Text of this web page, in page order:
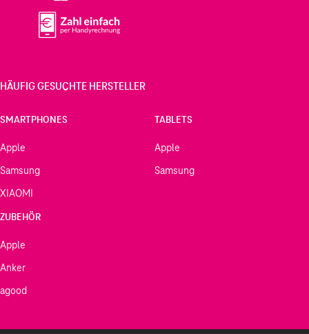
HÄUFIG GESUCHTE HERSTELLER
SMARTPHONES
Apple
Samsung
XIAOMI
TABLETS
Apple
Samsung
ZUBEHÖR
Apple
Anker
agood